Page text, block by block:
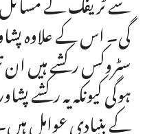
گی۔ اس کے علاوہ
سٹروکس رکشے ہیں ان
ہوگی کیونکہ یہ رکشے
کے بنیادی عوامل